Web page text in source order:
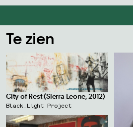
Te zien
City of Rest (Sierra Leone, 2012)
Black.Light Project